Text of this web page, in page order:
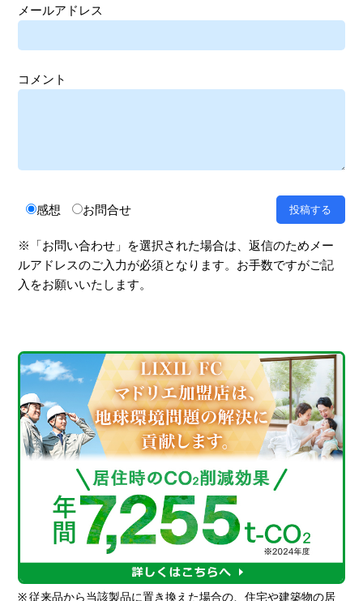
メールアドレス
コメント
感想 お問合せ
※「お問い合わせ」を選択された場合は、返信のためメー
ルアドレスのご入力が必須となります。お手数ですがご記
入をお願いいたします。
※ 従来品から当該製品に置き換えた場合の、住宅や建築物の居